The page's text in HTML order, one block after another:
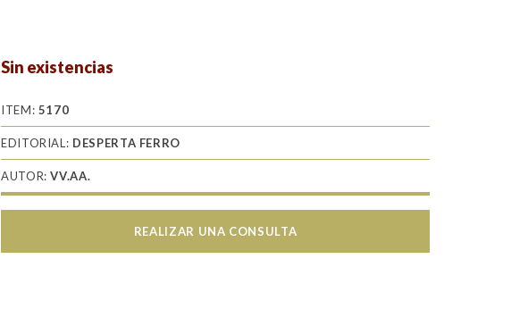
Sin existencias
ITEM: 5170
EDITORIAL: DESPERTA FERRO
AUTOR:VV.AA.
REALIZAR UNA CONSULTA